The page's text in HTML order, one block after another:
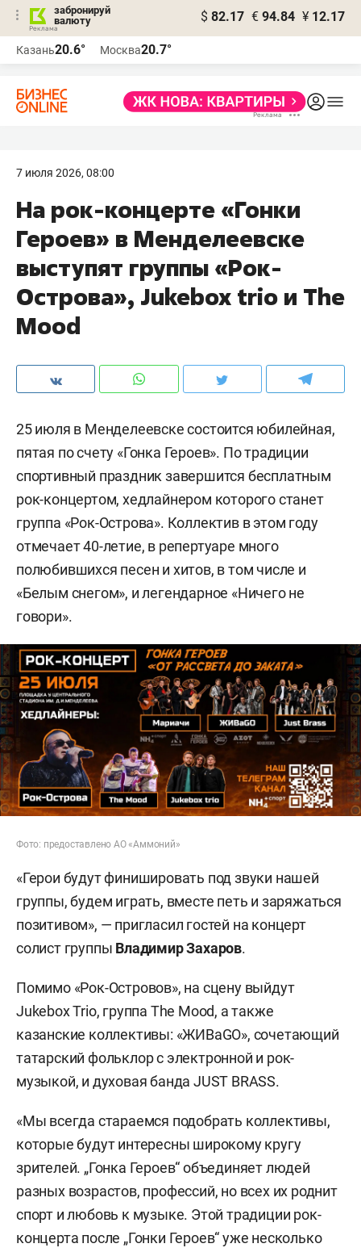
забронируй
валюту
$ 82.17 € 94.84 ¥ 12.17
Казань20.6° Москва20.7°
7 июля 2026, 08:00
На рок-концерте «Гонки
Героев» в Менделеевске
выступят группы «Рок-
Острова», Jukebox trio и The
Mood
25 июля в Менделеевске состоится юбилейная,
пятая по счету «Гонка Героев». По традиции
спортивный праздник завершится бесплатным
рок-концертом, хедлайнером которого станет
группа «Рок-Острова». Коллектив в этом году
отмечает 40-летие, в репертуаре много
полюбившихся песен и хитов, в том числе и
«Белым снегом», и легендарное «Ничего не
говори».
Фото: предоставлено АО «Аммоний»
«Герои будут финишировать под звуки нашей
группы, будем играть, вместе петь и заряжаться
позитивом», — пригласил гостей на концерт
солист группы Владимир Захаров.
Помимо «Рок-Островов», на сцену выйдут
Jukebox Trio, группа The Mood, а также
казанские коллективы: «ЖИВаGO», сочетающий
татарский фольклор с электронной и рок-
музыкой, и духовая банда JUST BRASS.
«Мы всегда стараемся подобрать коллективы,
которые будут интересны широкому кругу
зрителей. „Гонка Героев“ объединяет людей
разных возрастов, профессий, но всех их роднит
спорт и любовь к музыке. Этой традиции рок-
концерта после „Гонки Героев“ уже несколько